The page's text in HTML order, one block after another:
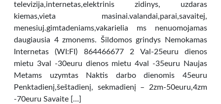
televizija,internetas,elektrinis zidinys, uzdaras
kiemas,vieta masinai.valandai,parai,savaitej,
menesiuj.gimtadeniams,vakarielia ms nenuomojamas
daugiausia 4 zmonems. Šildomos grindys Nemokamas
Internetas (WI:FI) 864466677 2 Val-25euru dienos
mietu 3val -30euru dienos mietu 4val -35euru Naujas
Metams uzymtas Naktis darbo dienomis 45euru
Penktadienį,šeštadienį, sekmadienį – 2zm-50euru,4zm
-70euru Savaite […]